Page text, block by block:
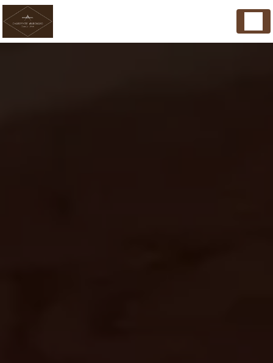
Panneau de gestion des cookies